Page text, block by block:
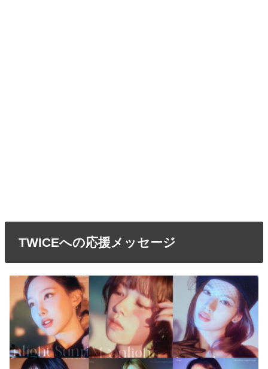
TWICEへの応援メッセージ